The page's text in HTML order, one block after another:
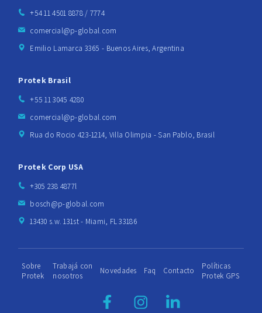
+54 11 4501 8878 / 7774
comercial@p-global.com
Emilio Lamarca 3365 - Buenos Aires, Argentina
Protek Brasil
+55 11 3045 4280
comercial@p-global.com
Rua do Rocio 423-1214, Villa Olimpia - San Pablo, Brasil
Protek Corp USA
+305 238 4877l
bosch@p-global.com
13430 s.w. 131st - Miami, FL 33186
Sobre
Protek
Trabajá con
nosotros
Novedades Faq Contacto
Políticas
Protek GPS